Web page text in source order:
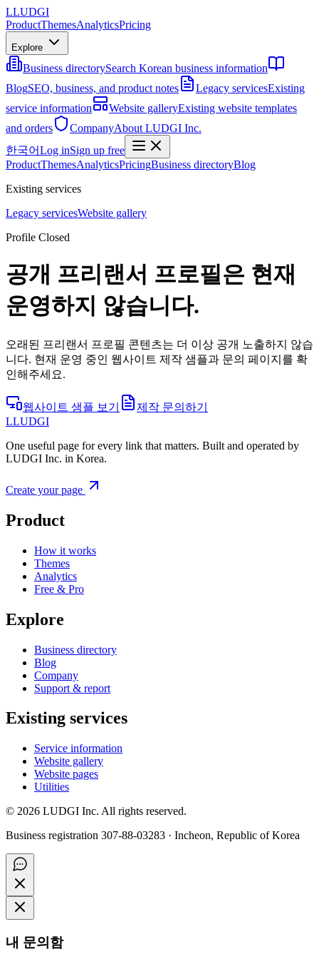
LLUDGI
ProductThemesAnalyticsPricing
Explore
Business directorySearch Korean business information
BlogSEO, business, and product notes Legacy servicesExisting
service information
Website galleryExisting website templates
and orders
CompanyAbout LUDGI Inc.
한국어Log inSign up free
ProductThemesAnalyticsPricingBusiness directoryBlog
Existing services
Legacy servicesWebsite gallery
Profile Closed
공개 프리랜서 프로필은 현재
운영하지 않습니다.
오래된 프리랜서 프로필 콘텐츠는 더 이상 공개 노출하지 않습
니다. 현재 운영 중인 웹사이트 제작 샘플과 문의 페이지를 확
인해주세요.
웹사이트 샘플 보기
제작 문의하기
LLUDGI
One useful page for every link that matters. Built and operated by
LUDGI Inc. in Korea.
Create your page
Product
How it works
Themes
Analytics
Free & Pro
Explore
Business directory
Blog
Company
Support & report
Existing services
Service information
Website gallery
Website pages
Utilities
© 2026 LUDGI Inc. All rights reserved.
Business registration 307-88-03283 · Incheon, Republic of Korea
내 문의함